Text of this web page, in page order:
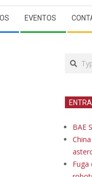
EVENTOS
Search
BAE
Fuga